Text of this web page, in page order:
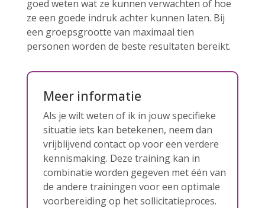
goed weten wat ze kunnen verwachten of hoe
ze een goede indruk achter kunnen laten. Bij
een groepsgrootte van maximaal tien
personen worden de beste resultaten bereikt.
Meer informatie
Als je wilt weten of ik in jouw specifieke
situatie iets kan betekenen, neem dan
vrijblijvend contact op voor een verdere
kennismaking. Deze training kan in
combinatie worden gegeven met één van
de andere trainingen voor een optimale
voorbereiding op het sollicitatieproces.